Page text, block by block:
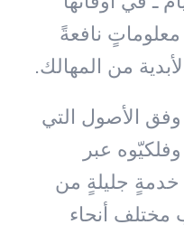
نافعةً
من المهالك.
الأصول التي
عبر
خدمةٍ جليلةٍ من
أنحاء